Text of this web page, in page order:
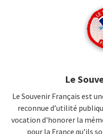
Le
Le Souvenir Français est
reconnue d’utilité
vocation d'honorer la
pour la France qu’ils